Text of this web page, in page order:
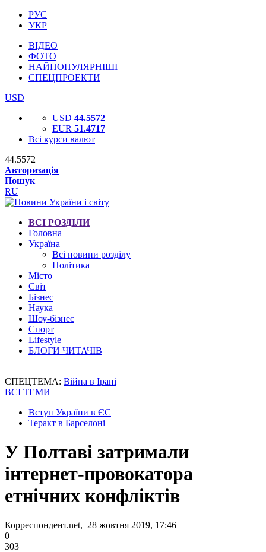
РУС
УКР
ВІДЕО
ФОТО
НАЙПОПУЛЯРНІШІ
СПЕЦПРОЕКТИ
USD
USD 44.5572
EUR 51.4717
Всі курси валют
44.5572
Авторизація
Пошук
RU
ВСІ РОЗДІЛИ
Головна
Україна
Всі новини розділу
Політика
Місто
Світ
Бізнес
Наука
Шоу-бізнес
Спорт
Lifestyle
БЛОГИ ЧИТАЧІВ
СПЕЦТЕМА: Війна в Ірані
ВСІ ТЕМИ
Вступ України в ЄС
Теракт в Барселоні
У Полтаві затримали
інтернет-провокатора
етнічних конфліктів
Корреспондент.net, 28 жовтня 2019, 17:46
0
303